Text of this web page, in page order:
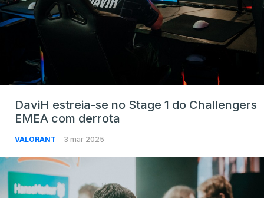
DaviH estreia-se no Stage 1 do Challengers
EMEA com derrota
VALORANT 3 mar 2025